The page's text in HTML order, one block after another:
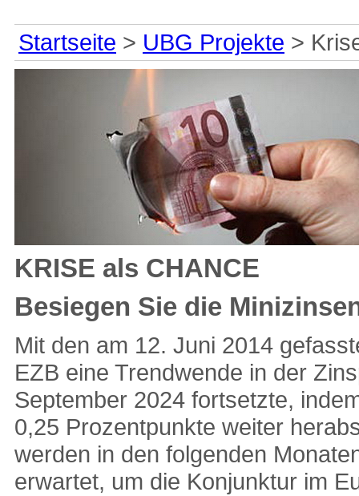
Startseite > UBG Projekte >
KRISE als CHANCE
Besiegen Sie die
Mit den am 12. Juni 2014
EZB eine Trendwende in der
September 2024 fortsetzte,
0,25 Prozentpunkte weiter
werden in den folgenden
erwartet, um die Konjunktur im